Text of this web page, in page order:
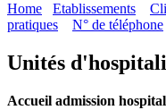
Home
Etablissements
pratiques
N° de téléphone
Unités
Accueil admission